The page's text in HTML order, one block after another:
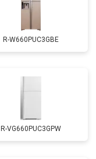
R-W660PUC3GBE
R-VG660PUC3GPW